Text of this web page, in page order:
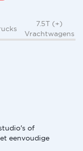
7.5T (+)
Vrachtwagens
of
eenvoudige